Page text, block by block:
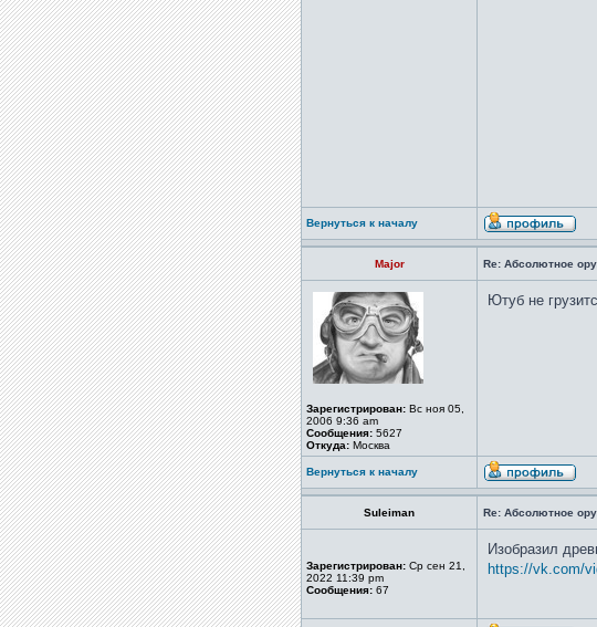
Вернуться к началу
Major Re: Абсолютное
Зарегистрирован: Вс ноя 05,
2006 9:36 am
Сообщения: 5627
Откуда: Москва
Ютуб не
Вернуться к началу
Suleiman Re: Абсолютное
Зарегистрирован: Ср сен 21,
2022 11:39 pm
Сообщения: 67
Изобразил
https://vk.com/